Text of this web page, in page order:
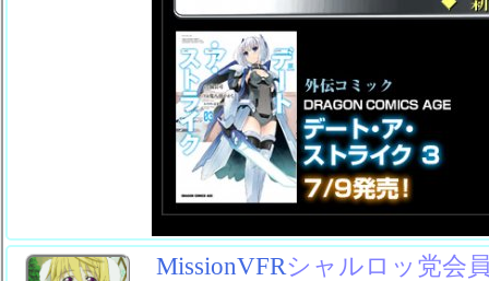
MissionVFRシャルロッ党会